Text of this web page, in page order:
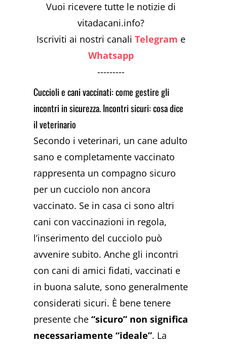
Vuoi ricevere tutte le notizie di
vitadacani.info?
Iscriviti ai nostri canaliTelegram e
Whatsapp
---------
Cuccioli e cani vaccinati: come gestire gli
incontri in sicurezza. Incontri sicuri: cosa dice
il veterinario
Secondo i veterinari, un cane adulto
sano e completamente vaccinato
rappresenta un compagno sicuro
per un cucciolo non ancora
vaccinato. Se in casa ci sono altri
cani con vaccinazioni in regola,
l’inserimento del cucciolo può
avvenire subito. Anche gli incontri
con cani di amici fidati, vaccinati e
in buona salute, sono generalmente
considerati sicuri. È bene tenere
presente che“sicuro” non significa
necessariamente “ideale”. La